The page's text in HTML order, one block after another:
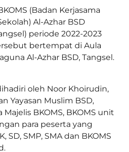
(Badan Kerjasama
Al-Azhar BSD
periode 2022-2023
bertempat di Aula
Al-Azhar BSD, Tangsel.
oleh Noor Khoirudin,
Yayasan Muslim BSD,
Majelis BKOMS, BKOMS unit
para peserta yang
SD, SMP, SMA dan BKOMS